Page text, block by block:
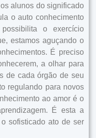
alunos do significado
o auto conhecimento
o exercício
estamos aguçando o
É preciso
a olhar para
de cada órgão de seu
regulando para novos
ao amor é o
É esta a
sofisticado ato de ser